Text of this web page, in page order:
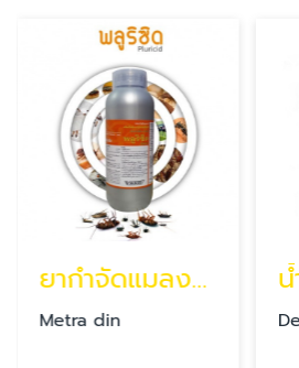
ยากำจัดแมลงพลูริซิด ยากำจัดแมลงเมทราดิน เอสซี
Metra din